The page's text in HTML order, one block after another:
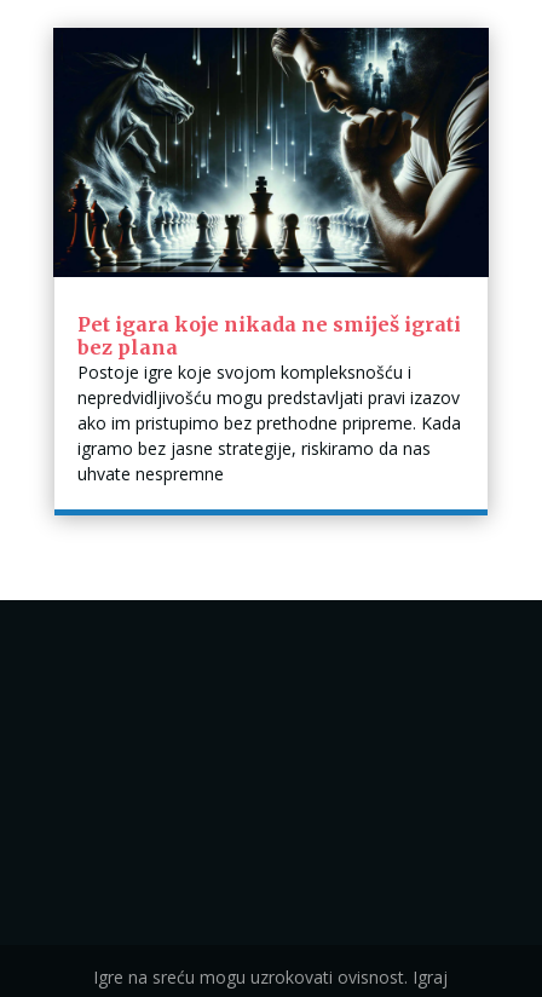
Pet igara koje nikada ne smiješ igrati
bez plana
Postoje igre koje svojom kompleksnošću i
nepredvidljivošću mogu predstavljati pravi izazov
ako im pristupimo bez prethodne pripreme. Kada
igramo bez jasne strategije, riskiramo da nas
uhvate nespremne
Igre na sreću mogu uzrokovati ovisnost. Igraj